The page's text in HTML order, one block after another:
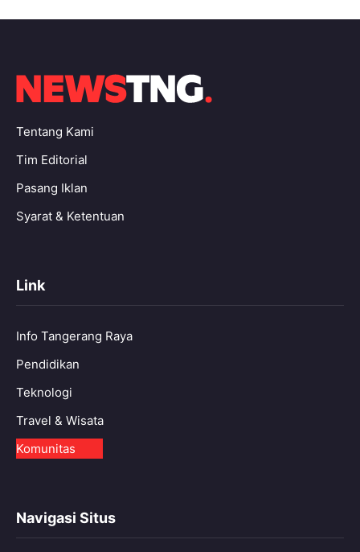
Tentang Kami
Tim Editorial
Pasang Iklan
Syarat & Ketentuan
Link
Info Tangerang Raya
Pendidikan
Teknologi
Travel & Wisata
Komunitas
Navigasi Situs